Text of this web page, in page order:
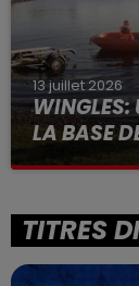
13 juillet 2026
WINGLES:
LA BASE
La victime
TITRES